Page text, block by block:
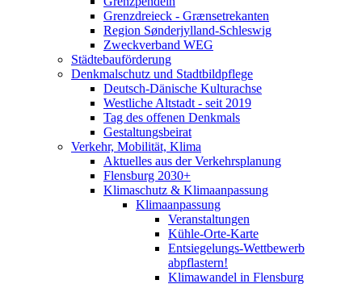
Grenzdreieck - Grænsetrekanten
Region Sønderjylland-Schleswig
Zweckverband WEG
Städtebauförderung
Denkmalschutz und Stadtbildpflege
Deutsch-Dänische Kulturachse
Westliche Altstadt - seit 2019
Tag des offenen Denkmals
Gestaltungsbeirat
Verkehr, Mobilität, Klima
Aktuelles aus der Verkehrsplanung
Flensburg 2030+
Klimaschutz & Klimaanpassung
Klimaanpassung
Veranstaltungen
Kühle-Orte-Karte
Entsiegelungs-Wettbewerb
abpflastern!
Klimawandel in Flensburg